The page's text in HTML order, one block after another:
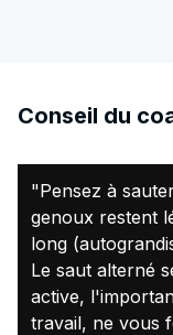
Conseil du
"Pensez à
genoux restent
long
Le saut alterné
active,
travail, ne vous